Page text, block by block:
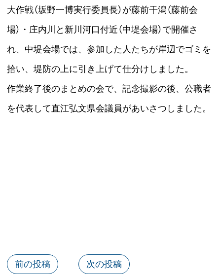
大作戦（坂野一博実行委員長）が藤前干潟（藤前会
場）・庄内川と新川河口付近（中堤会場）で開催さ
れ、中堤会場では、参加した人たちが岸辺でゴミを
拾い、堤防の上に引き上げて仕分けしました。
作業終了後のまとめの会で、記念撮影の後、公職者
を代表して直江弘文県会議員があいさつしました。
前の投稿 次の投稿